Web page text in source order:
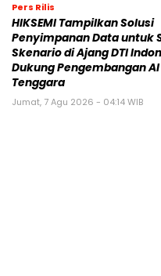
Pers Rilis
HIKSEMI Tampilkan Solusi
Penyimpanan Data untuk
Skenario di Ajang DTI
Dukung Pengembangan
Tenggara
Jumat, 7 Agu 2026 - 04:14 WIB